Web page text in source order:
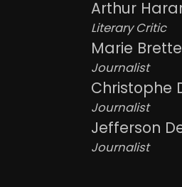
Arthur
Literary Critic
Marie Brette
Journalist
Christophe
Journalist
Jefferson
Journalist